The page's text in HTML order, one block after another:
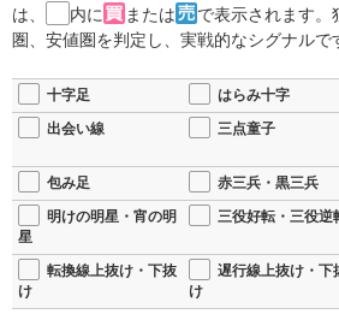
は、
内に または
で表示されます。
圏、安値圏を判定し、実戦的なシグナルで
十字足 はらみ十字
出会い線
三点童子
包み足
赤三兵・黒三兵
明けの明星・宵の明
星
三役好転・三役逆
転換線上抜け・下抜
け
遅行線上抜け・下
け